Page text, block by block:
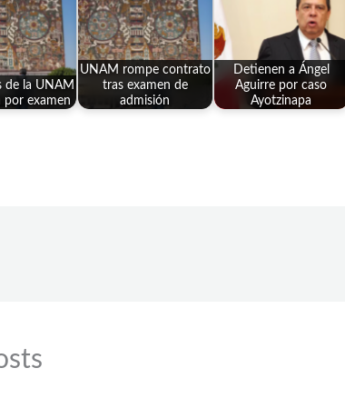
de la UNAM
por examen
UNAM rompe contrato
tras examen de
admisión
Detienen a Ángel
Aguirre por caso
Ayotzinapa